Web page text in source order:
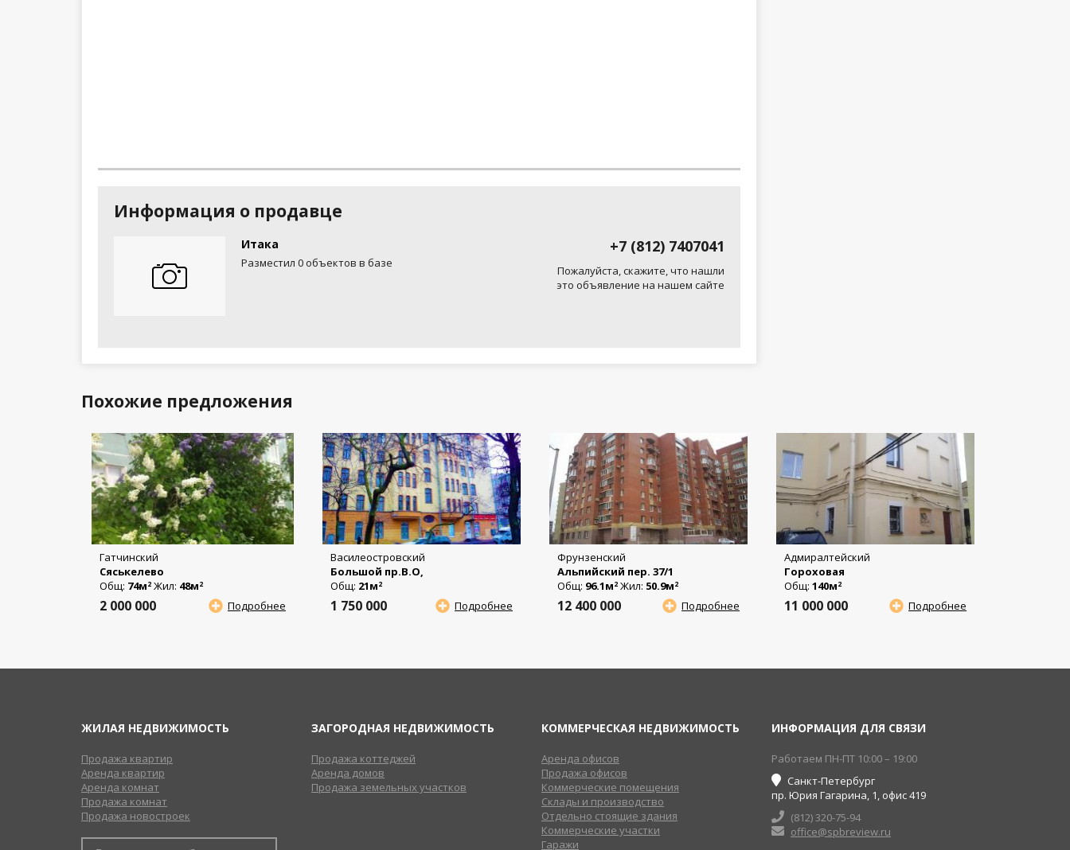
Информация о продавце
+7 (812) 7407041
Пожалуйста, скажите, что нашли
это объявление на нашем сайте
Итака
Разместил 0 объектов в базе
Похожие предложения
Гатчинский
Сяськелево
Общ: 74м2 Жил: 48м2
Подробнее
2 000 000
Василеостровский
Большой пр.В.О,
Общ: 21м2
Подробнее
1 750 000
Фрунзенский
Альпийский пер. 37/1
Общ: 96.1м2 Жил: 50.9м2
Подробнее
12 400 000
Адмиралтейский
Гороховая
Общ: 140м2
Подробнее
11 000 000
ЖИЛАЯ НЕДВИЖИМОСТЬ
Продажа квартир
Аренда квартир
Аренда комнат
Продажа комнат
Продажа новостроек
ЗАГОРОДНАЯ НЕДВИЖИМОСТЬ
Продажа коттеджей
Аренда домов
Продажа земельных участков
КОММЕРЧЕСКАЯ НЕДВИЖИМОСТЬ
Аренда офисов
Продажа офисов
Коммерческие помещения
Склады и производство
Отдельно стоящие здания
Коммерческие участки
Гаражи
ИНФОРМАЦИЯ ДЛЯ СВЯЗИ
Работаем ПН-ПТ 10:00 – 19:00
Санкт-Петербург
пр. Юрия Гагарина, 1, офис 419
(812) 320-75-94
office@spbreview.ru